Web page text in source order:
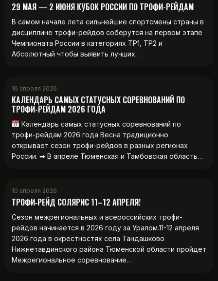
29 МАЯ — 2 ИЮНЯ КУБОК РОССИИ ПО ТРОФИ-РЕЙДАМ
В самом начале лета сильнейшие спортсмены страны в
дисциплине трофи-рейдов соберутся на первом этапе
Чемпионата России в категориях ТР1, ТР2 и
Абсолютный чтобы выявить лучших…
16 апреля 2026
КАЛЕНДАРЬ САМЫХ СТАТУСНЫХ СОРЕВНОВАНИЙ ПО
ТРОФИ-РЕЙДАМ 2026 ГОДА
Календарь самых статусных соревнований по
трофи-рейдам 2026 года Весна традиционно
открывает сезон трофи-рейдов в разных регионах
России. ➡ В апреле Тюменская и Тамбовская область…
10 апреля 2026
ТРОФИ‑РЕЙД СОЛЯРИС 11–12 АПРЕЛЯ!
Сезон межрегиональных и всероссийских трофи-
рейдов начинается в 2026 году за Уралом.11-12 апреля
2026 года в окрестностях села Тандашково
Нижнетавдинского района Тюменской области пройдет
Межрегиональное соревнование…